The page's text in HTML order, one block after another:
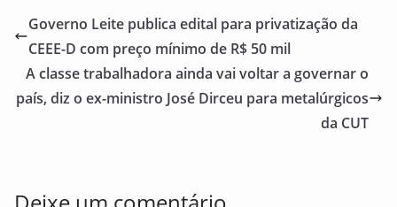
e
b
o
o
l e
Governo Leite publica edital para privatização da
CEEE-D com preço mínimo de R$ 50 mil
A classe trabalhadora ainda vai voltar a governar o
país, diz o ex-ministro José Dirceu para metalúrgicos
da CUT